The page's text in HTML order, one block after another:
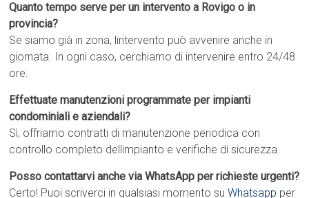
Quanto tempo serve per un intervento a Rovigo o in
provincia?
Se siamo già in zona, lintervento può avvenire anche in
giornata. In ogni caso, cerchiamo di intervenire entro 24/48
ore.
Effettuate manutenzioni programmate per impianti
condominiali e aziendali?
Sì, offriamo contratti di manutenzione periodica con
controllo completo dellimpianto e verifiche di sicurezza.
Posso contattarvi anche via WhatsApp per richieste urgenti?
Certo! Puoi scriverci in qualsiasi momento suWhatsapp per